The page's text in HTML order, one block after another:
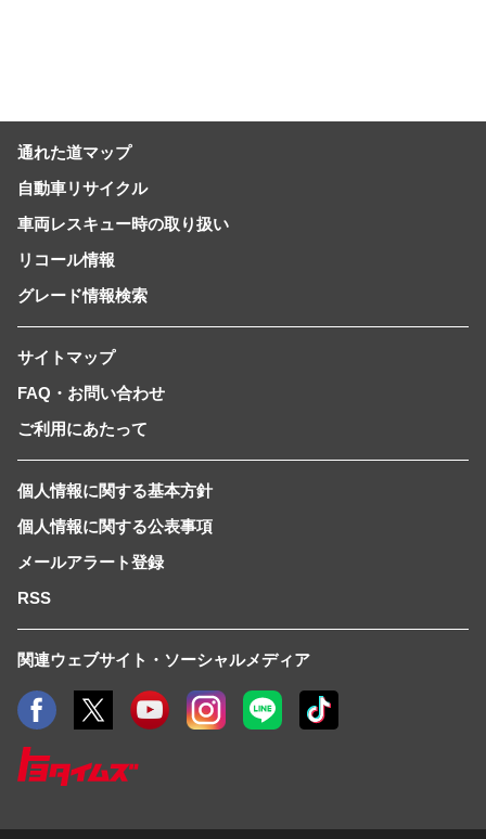
通れた道マップ
自動車リサイクル
車両レスキュー時の取り扱い
リコール情報
グレード情報検索
サイトマップ
FAQ・お問い合わせ
ご利用にあたって
個人情報に関する基本方針
個人情報に関する公表事項
メールアラート登録
RSS
関連ウェブサイト・ソーシャルメディア